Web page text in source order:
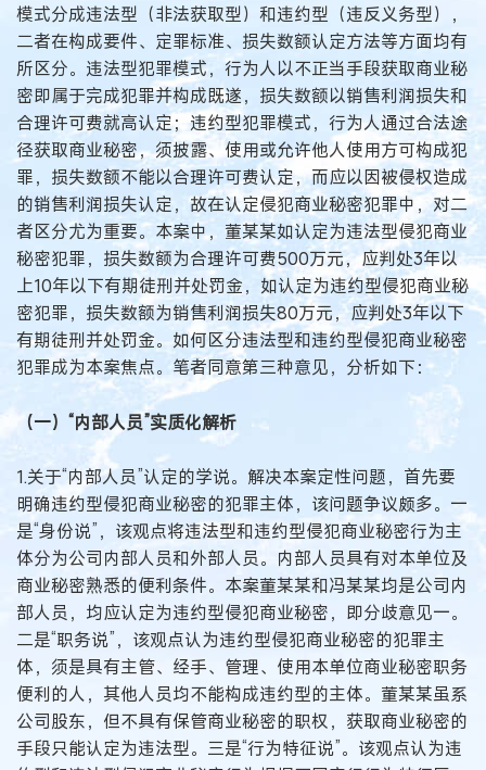
模式分成违法型（非法获取型）和违约型（违反义务型），
二者在构成要件、定罪标准、损失数额认定方法等方面均有
所区分。违法型犯罪模式，行为人以不正当手段获取商业秘
密即属于完成犯罪并构成既遂，损失数额以销售利润损失和
合理许可费就高认定；违约型犯罪模式，行为人通过合法途
径获取商业秘密，须披露、使用或允许他人使用方可构成犯
罪，损失数额不能以合理许可费认定，而应以因被侵权造成
的销售利润损失认定，故在认定侵犯商业秘密犯罪中，对二
者区分尤为重要。本案中，董某某如认定为违法型侵犯商业
秘密犯罪，损失数额为合理许可费500万元，应判处3年以
上10年以下有期徒刑并处罚金，如认定为违约型侵犯商业秘
密犯罪，损失数额为销售利润损失80万元，应判处3年以下
有期徒刑并处罚金。如何区分违法型和违约型侵犯商业秘密
犯罪成为本案焦点。笔者同意第三种意见，分析如下：
（一）“内部人员”实质化解析
1.关于“内部人员”认定的学说。解决本案定性问题，首先要
明确违约型侵犯商业秘密的犯罪主体，该问题争议颇多。一
是“身份说”，该观点将违法型和违约型侵犯商业秘密行为主
体分为公司内部人员和外部人员。内部人员具有对本单位及
商业秘密熟悉的便利条件。本案董某某和冯某某均是公司内
部人员，均应认定为违约型侵犯商业秘密，即分歧意见一。
二是“职务说”，该观点认为违约型侵犯商业秘密的犯罪主
体，须是具有主管、经手、管理、使用本单位商业秘密职务
便利的人，其他人员均不能构成违约型的主体。董某某虽系
公司股东，但不具有保管商业秘密的职权，获取商业秘密的
手段只能认定为违法型。三是“行为特征说”。该观点认为违